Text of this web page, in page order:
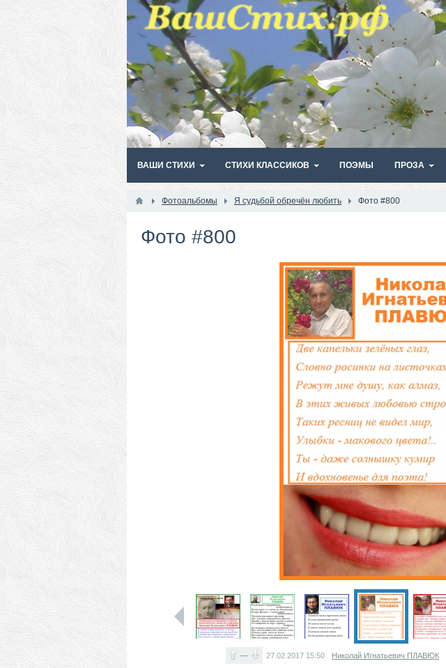
ВАШИ СТИХИ СТИХИ КЛАССИКОВ ПОЭМЫ ПРОЗА
Фотоальбомы Я судьбой обречён любить Фото #800
Фото #800
— 27.02.2017 15:50 Николай Игнатьевич ПЛАВЮК